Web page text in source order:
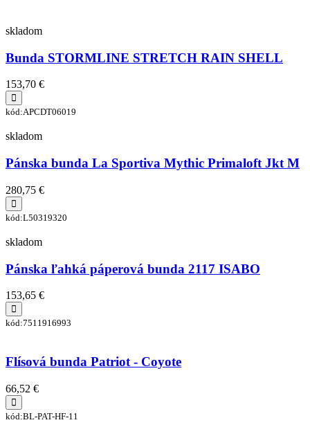
skladom
Bunda STORMLINE STRETCH RAIN SHELL
153,70 €
kód:APCDT06019
skladom
Pánska bunda La Sportiva Mythic Primaloft Jkt M
280,75 €
kód:L50319320
skladom
Pánska ľahká páperová bunda 2117 ISABO
153,65 €
kód:7511916993
Flísová bunda Patriot - Coyote
66,52 €
kód:BL-PAT-HF-11